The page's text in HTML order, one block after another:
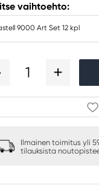
vaihtoehto:
9000 Art Set 12 kpl
1
Ilmainen toimitus yli
tilauksista